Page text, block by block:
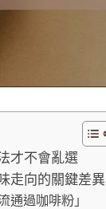
才不會亂選
走向的關鍵差異
通過咖啡粉」